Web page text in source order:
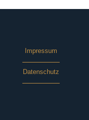
Impressum
Datenschutz